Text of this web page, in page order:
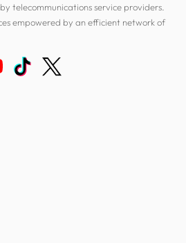
telecommunications service providers.
empowered by an efficient network of